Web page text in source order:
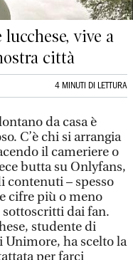
vive a
città
4 MINUTI DI LETTURA
da casa è
C’è chi si arrangia
il cameriere o
butta su Onlyfans,
contenuti – spesso
cifre più o meno
sottoscritti dai fan.
studente di
Unimore, ha scelto la
per farci